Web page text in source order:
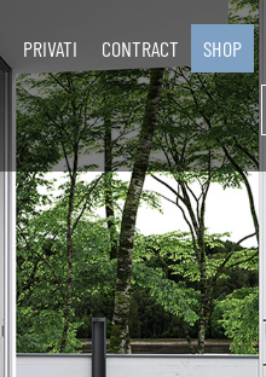
PRIVATI CONTRACT SHOP